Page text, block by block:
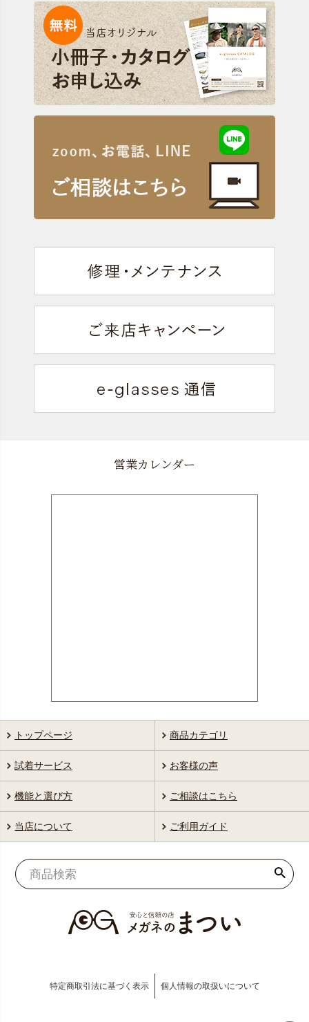
営業カレンダー
トップページ 商品カテゴリ
試着サービス お客様の声
機能と選び方 ご相談はこちら
当店について ご利用ガイド
特定商取引法に基づく表示 個人情報の取扱いについて